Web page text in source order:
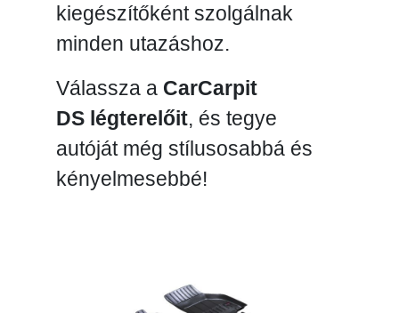
kiegészítőként szolgálnak
minden utazáshoz.
Válassza a CarCarpit
DS légterelőit, és tegye
autóját még stílusosabbá és
kényelmesebbé!